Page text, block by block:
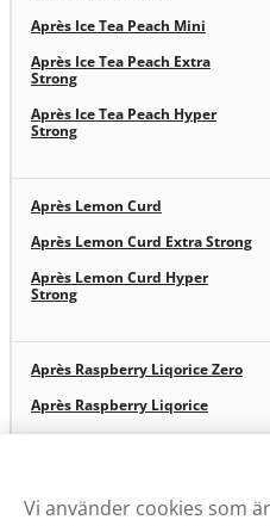
Après Ice Tea Peach Mini
Après Ice Tea Peach Extra
Strong
Après Ice Tea Peach Hyper
Strong
Après Lemon Curd
Après Lemon Curd Extra Strong
Après Lemon Curd Hyper
Strong
Après Raspberry Liqorice Zero
Après Raspberry Liqorice
Après Raspberry Liqorice Mini
Vi använder cookies som